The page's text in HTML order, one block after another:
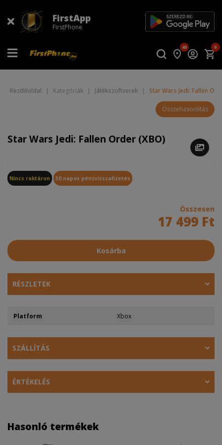
FirstApp
FirstPhone
45 0
Kezdőoldal | Kategóriák | Játékszoftverek | Star Wars Jedi: Fallen
Összehasonlítás
Star Wars Jedi: Fallen Order (XBO)
Nincs raktáron 30 napos pénzvisszafizetés
Összesen
17 499 Ft
Kosárba
RÉSZLETEK
Platform Xbox
SZÁLLÍTÁS
ÉRTÉKELÉS
Hasonló termékek